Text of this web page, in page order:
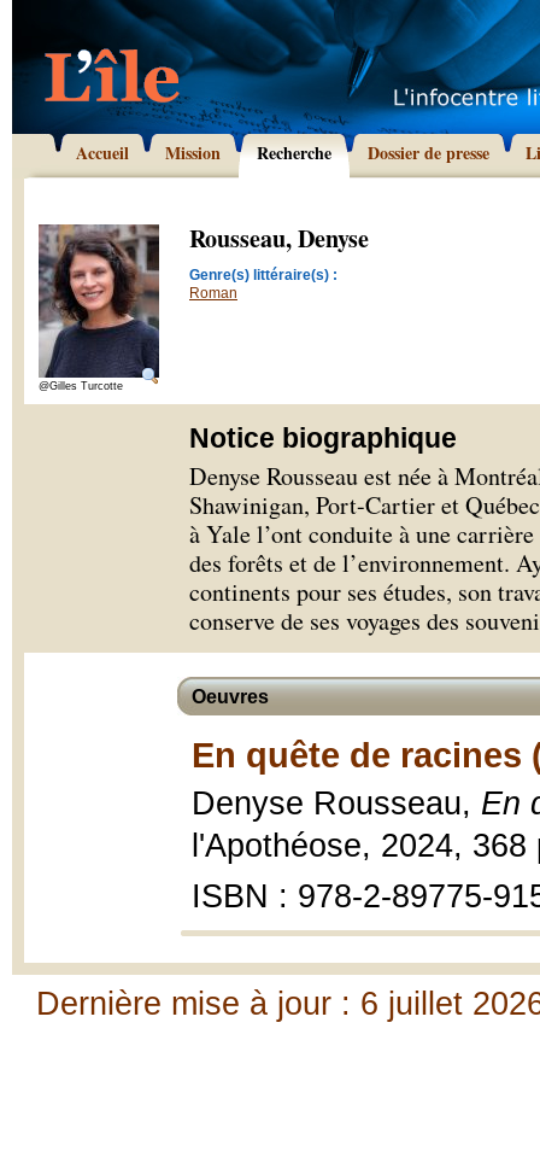
Accueil Mission Recherche Dossier de presse
@Gilles Turcotte
Rousseau, Denyse
Genre(s) littéraire(s) :
Roman
Notice biographique
Denyse Rousseau est née à
Shawinigan, Port-Cartier et
à Yale l’ont conduite à une
des forêts et de l’environnement.
continents pour ses études, son
conserve de ses voyages des
Oeuvres
En quête de racines
Denyse Rousseau, En
l'Apothéose, 2024, 368
ISBN : 978-2-89775-
Dernière mise à jour : 6 juillet